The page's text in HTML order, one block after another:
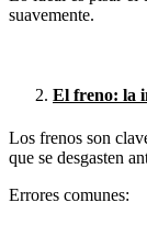
suavemente.
El freno: la
Los frenos son
que se desgasten
Errores comunes: